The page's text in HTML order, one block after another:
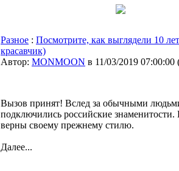
Разное : Посмотрите, как выглядели 10
красавчик)
Автор: MONMOON в 11/03/2019 07:00:00
Вызов принят! Вслед за обычными
подключились российские
верны своему прежнему стилю.
Далее...